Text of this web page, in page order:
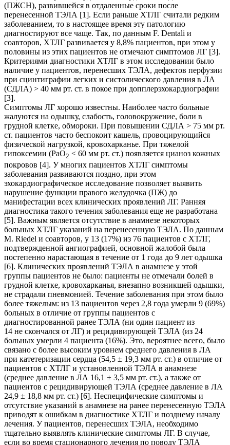
(ПЖСН), развившейся в отдаленные сроки после
перенесенной ТЭЛА [1]. Если раньше ХТЛГ считали редким
заболеванием, то в настоящее время эту патологию
диагностируют все чаще. Так, по данным F. Dentali и
соавторов, ХТЛГ развивается у 8,8% пациентов, при этом у
половины из этих пациентов не отмечают симптомов ЛГ [3].
Критериями диагностики ХТЛГ в этом исследовании было
наличие у пациентов, перенесших ТЭЛА, дефектов перфузии
при сцинтиграфии легких и систолического давления в ЛА
(СДЛА) > 40 мм рт. ст. в покое при допплерэхокардиографии
[3].
Симптомы ЛГ хорошо известны. Наиболее часто больные
жалуются на одышку, слабость, головокружение, боли в
грудной клетке, обмороки. При повышении СДЛА > 75 мм рт.
ст. пациентов часто беспокоит кашель, провоцирующийся
физической нагрузкой, кровохарканье. При тяжелой
гипоксемии (РаО2 < 60 мм рт. ст.) появляется цианоз кожных
покровов [4]. У многих пациентов ХТЛГ симптомы
заболевания развиваются поздно, при этом
эхокардиографическое исследование позволяет выявить
нарушение функции правого желудочка (ПЖ) до
манифестации всех клинических проявлений ЛГ. Ранняя
диагностика такого течения заболевания еще не разработана
[5]. Важным является отсутствие в анамнезе некоторых
больных ХТЛГ указаний на перенесенную ТЭЛА. По данным
M. Riedel и соавторов, у 13 (17%) из 76 пациентов с ХТЛГ,
подтвержденной ангиографией, основной жалобой была
постепенно нарастающая в течение от 1 года до 9 лет одышка
[6]. Клинических проявлений ТЭЛА в анамнезе у этой
группы пациентов не было: пациенты не отмечали болей в
грудной клетке, кровохарканья, внезапно возникшей одышки,
не страдали пневмонией. Течение заболевания при этом было
более тяжелым: из 13 пациентов через 2,8 года умерли 9 (69%)
больных в отличие от группы пациентов с
диагностированной ранее ТЭЛА (ни один пациент из
14 не скончался от ЛГ) и рецидивирующей ТЭЛА (из 24
больных умерли 4 пациента (16%). Это, вероятнее всего, было
связано с более высоким уровнем среднего давления в ЛА
при катетеризации сердца (54,5 ± 19,3 мм рт. ст.) в отличие от
пациентов с ХТЛГ и установленной ТЭЛА в анамнезе
(среднее давление в ЛА 16,1 ± 3,5 мм рт. ст.), а также от
пациентов с рецидивирующей ТЭЛА (среднее давление в ЛА
24,9 ± 18,8 мм рт. ст.) [6]. Неспецифические симптомы и
отсутствие указаний в анамнезе на ранее перенесенную ТЭЛА
приводят к ошибкам в диагностике ХТЛГ и позднему началу
лечения. У пациентов, перенесших ТЭЛА, необходимо
тщательно выявлять клинические симптомы ЛГ. В случае,
если во время стационарного лечения по поводу ТЭЛА